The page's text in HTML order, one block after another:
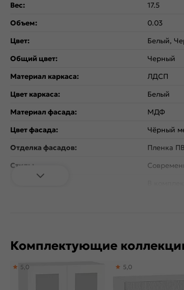
Вес:
17.5
Объем:
0.03
Цвет:
Белый,
Общий цвет:
Черный
Материал каркаса:
ЛДСП
Цвет каркаса:
Белый
Материал фасада:
МДФ
Цвет фасада:
Чёрный
Отделка фасадов:
Пленка
Стиль:
Валерия-М
Тип поверхности:
Комплектующие
5,0 5,0